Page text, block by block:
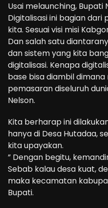
Usai melaunching,
Digitalisasi ini bagian
kita. Sesuai visi misi
Dan salah satu
dan sistem yang kita
digitalisasi. Kenapa
base bisa diambil
pemasaran diseluruh
Nelson.
Kita berharap ini
hanya di Desa Hutadaa,
kita upayakan.
” Dengan begitu,
Sebab kalau desa kuat,
maka kecamatan
Bupati.